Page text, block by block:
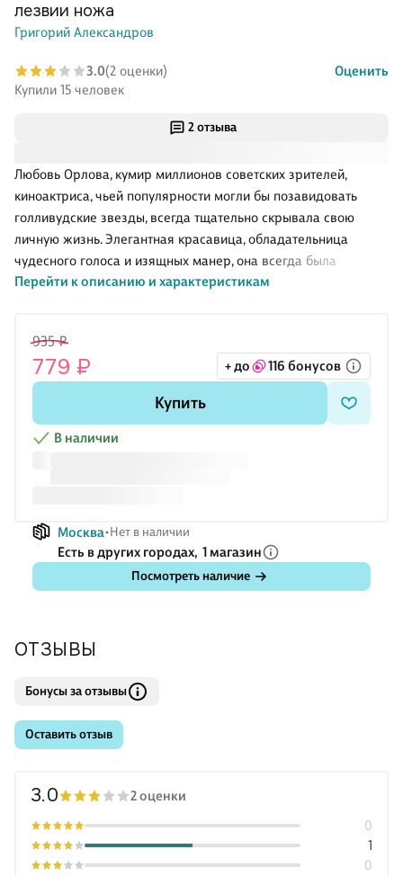
2 отзыва
Любовь Орлова, кумир миллионов советских зрителей,
киноактриса, чьей популярности могли бы позавидовать
голливудские звезды, всегда тщательно скрывала свою
личную жизнь. Элегантная красавица, обладательница
чудесного голоса и изящных манер, она всегда была
благодарна публике за любовь и поклонение.
мужа звезды, великого режиссера Григория Александрова,
дадут читателю возможность по-другому взглянуть на
любимую с детства героиню.
Перейти к описанию и характеристикам
лезвии ножа
Григорий Александров
3.0(2 оценки)
Оценить
Купили 15 человек
935 ₽
779 ₽ + до 116 бонусов
Купить
В наличии
Москва Нет в наличии
Есть в других городах, 1 магазин
Посмотреть наличие
ОТЗЫВЫ
Бонусы за отзывы
Оставить отзыв
3.0 2 оценки
0
1
0